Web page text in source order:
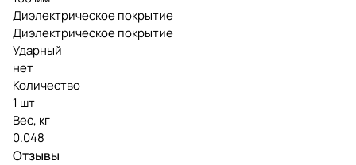
Диэлектрическое покрытие
Диэлектрическое покрытие
Ударный
нет
Количество
1 шт
Вес, кг
0.048
Отзывы